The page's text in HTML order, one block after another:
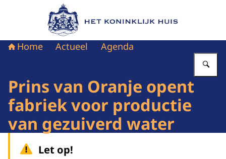
Naar de homepage van Het Koninklijk Huis
Home Actueel Agenda
Prins van Oranje opent
fabriek voor productie
van gezuiverd water
Let op!